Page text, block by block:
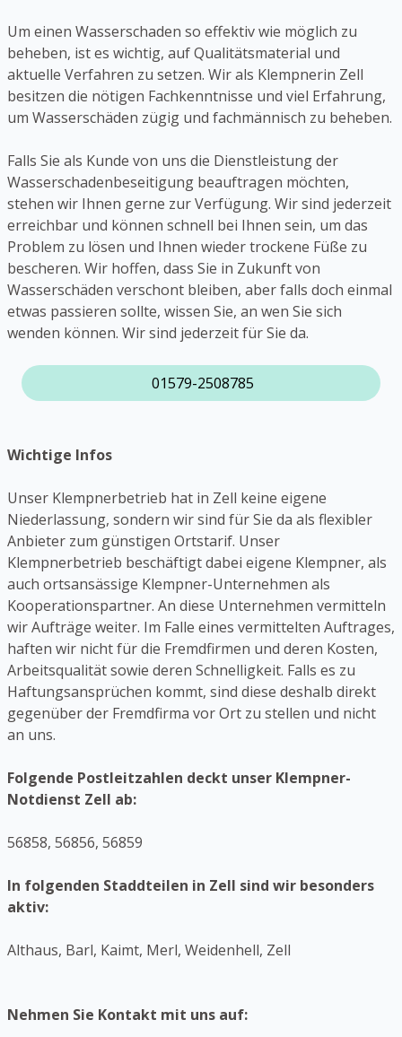
Um einen Wasserschaden so effektiv wie möglich zu
beheben, ist es wichtig, auf Qualitätsmaterial und
aktuelle Verfahren zu setzen. Wir als Klempnerin Zell
besitzen die nötigen Fachkenntnisse und viel Erfahrung,
um Wasserschäden zügig und fachmännisch zu beheben.
Falls Sie als Kunde von uns die Dienstleistung der
Wasserschadenbeseitigung beauftragen möchten,
stehen wir Ihnen gerne zur Verfügung. Wir sind jederzeit
erreichbar und können schnell bei Ihnen sein, um das
Problem zu lösen und Ihnen wieder trockene Füße zu
bescheren. Wir hoffen, dass Sie in Zukunft von
Wasserschäden verschont bleiben, aber falls doch einmal
etwas passieren sollte, wissen Sie, an wen Sie sich
wenden können. Wir sind jederzeit für Sie da.
01579-2508785
Wichtige Infos
Unser Klempnerbetrieb hat in Zell keine eigene
Niederlassung, sondern wir sind für Sie da als flexibler
Anbieter zum günstigen Ortstarif. Unser
Klempnerbetrieb beschäftigt dabei eigene Klempner, als
auch ortsansässige Klempner-Unternehmen als
Kooperationspartner. An diese Unternehmen vermitteln
wir Aufträge weiter. Im Falle eines vermittelten Auftrages,
haften wir nicht für die Fremdfirmen und deren Kosten,
Arbeitsqualität sowie deren Schnelligkeit. Falls es zu
Haftungsansprüchen kommt, sind diese deshalb direkt
gegenüber der Fremdfirma vor Ort zu stellen und nicht
an uns.
Folgende Postleitzahlen deckt unser Klempner-
Notdienst Zell ab:
56858, 56856, 56859
In folgenden Staddteilen in Zell sind wir besonders
aktiv:
Althaus, Barl, Kaimt, Merl, Weidenhell, Zell
Nehmen Sie Kontakt mit uns auf: